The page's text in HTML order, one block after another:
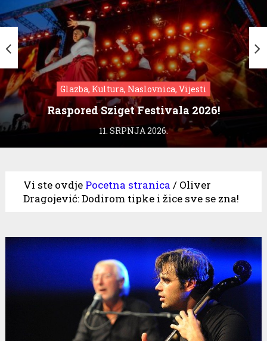
Glazba, Kultura, Naslovnica, Vijesti
Raspored Sziget Festivala 2026!
11. SRPNJA 2026.
Vi ste ovdje Pocetna stranica / Oliver
Dragojević: Dodirom tipke i žice sve se zna!